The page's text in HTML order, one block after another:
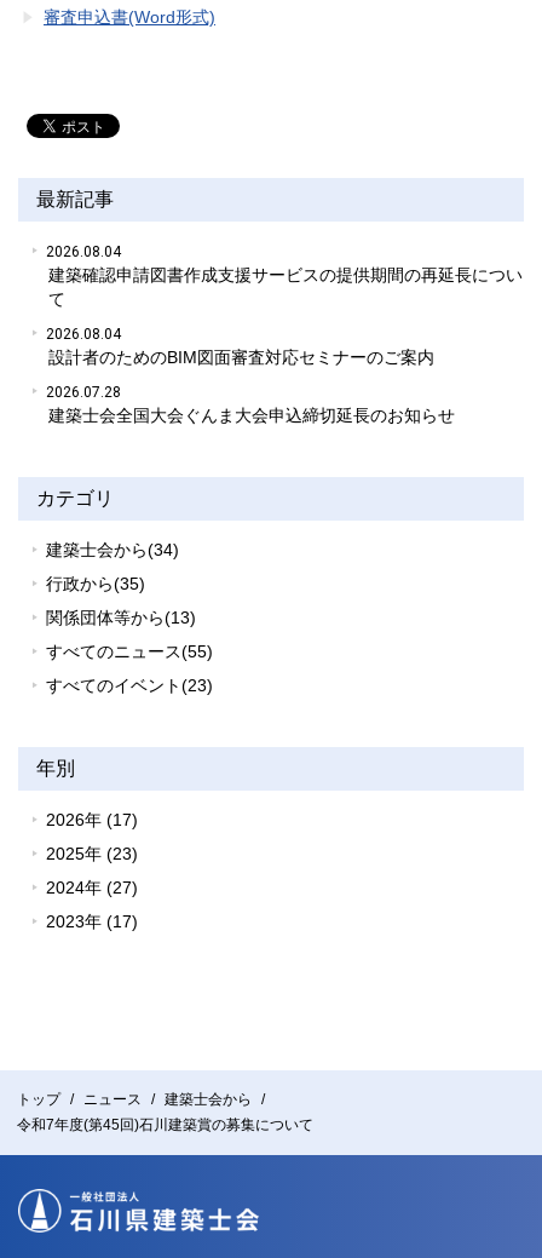
審査申込書(Word形式)
最新記事
2026.08.04
建築確認申請図書作成支援サービスの提供期間の再延長につい
て
2026.08.04
設計者のためのBIM図面審査対応セミナーのご案内
2026.07.28
建築士会全国大会ぐんま大会申込締切延長のお知らせ
カテゴリ
建築士会から(34)
行政から(35)
関係団体等から(13)
すべてのニュース(55)
すべてのイベント(23)
年別
2026年 (17)
2025年 (23)
2024年 (27)
2023年 (17)
トップ ニュース
建築士会から
令和7年度(第45回)石川建築賞の募集について